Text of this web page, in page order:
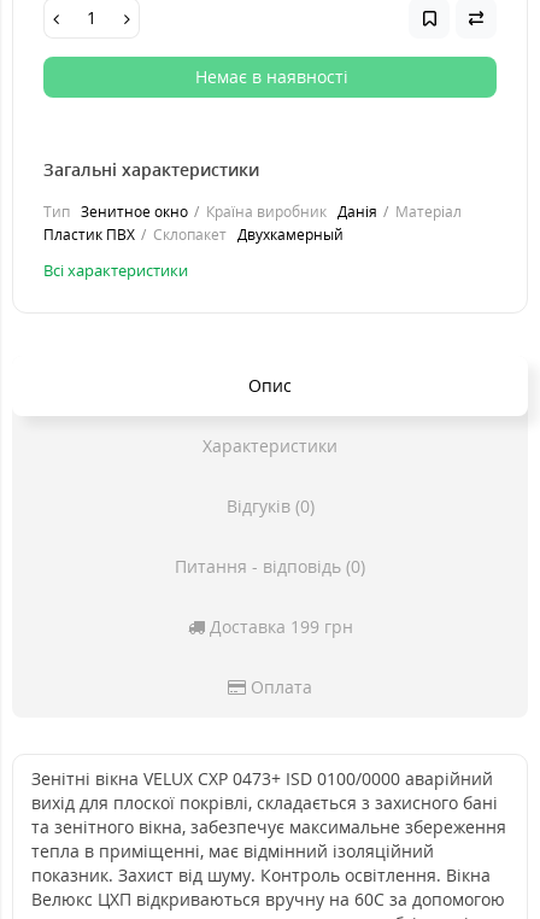
Немає в наявності
Загальні характеристики
Тип Зенитное окно Країна виробник Данія
Матеріал
Пластик ПВХ
Склопакет Двухкамерный
Всі характеристики
Опис
Характеристики
Відгуків (0)
Питання - відповідь (0)
Доставка 199 грн
Оплата
Зенітні вікна VELUX CXP 0473+ ISD 0100/0000 аварійний
вихід для плоскої покрівлі, складається з захисного бані
та зенітного вікна, забезпечує максимальне збереження
тепла в приміщенні, має відмінний ізоляційний
показник. Захист від шуму. Контроль освітлення. Вікна
Велюкс ЦХП відкриваються вручну на 60С за допомогою